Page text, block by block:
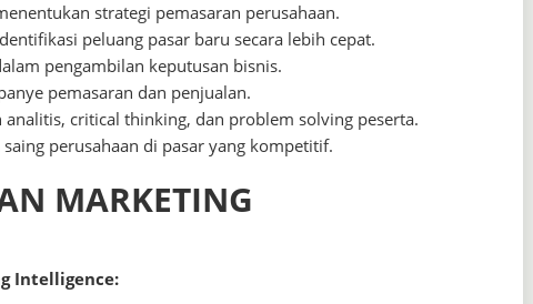
strategi pemasaran perusahaan.
peluang pasar baru secara lebih cepat.
pengambilan keputusan bisnis.
pemasaran dan penjualan.
critical thinking, dan problem solving peserta.
perusahaan di pasar yang kompetitif.
MARKETING
Intelligence: